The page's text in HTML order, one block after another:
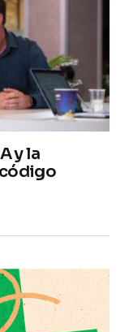
y la